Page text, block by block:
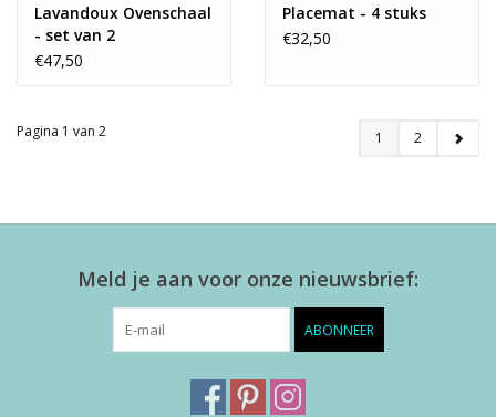
Lavandoux Ovenschaal
- set van 2
€47,50
Placemat - 4 stuks
€32,50
Pagina 1 van 2 1 2
Meld je aan voor onze nieuwsbrief:
ABONNEER